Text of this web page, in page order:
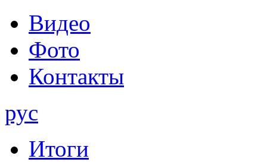
Видео
Фото
Контакты
рус
Итоги